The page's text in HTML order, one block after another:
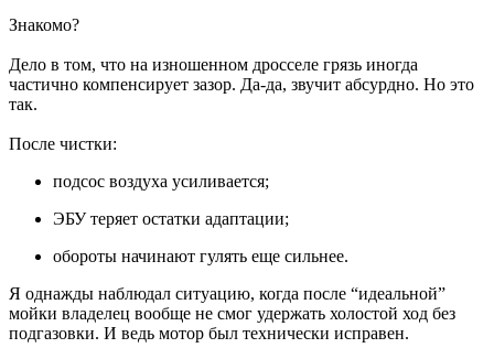
Знакомо?
Дело в том, что на изношенном дросселе грязь иногда
частично компенсирует зазор. Да-да, звучит абсурдно. Но это
так.
После чистки:
подсос воздуха усиливается;
ЭБУ теряет остатки адаптации;
обороты начинают гулять еще сильнее.
Я однажды наблюдал ситуацию, когда после “идеальной”
мойки владелец вообще не смог удержать холостой ход без
подгазовки. И ведь мотор был технически исправен.